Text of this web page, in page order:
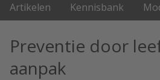
Artikelen Kennisbank
Preventie door
aanpak